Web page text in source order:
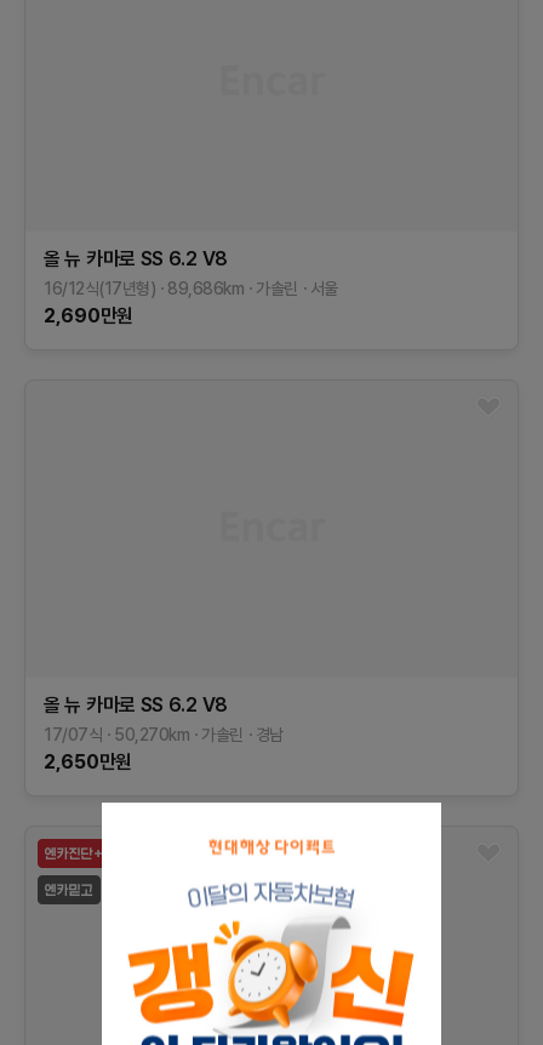
올 뉴 카마로 SS 6.2 V8
16/12식(17년형) 89,686km 가솔린 서울
2,690만원
올 뉴 카마로 SS 6.2 V8
17/07식 50,270km 가솔린 경남
2,650만원